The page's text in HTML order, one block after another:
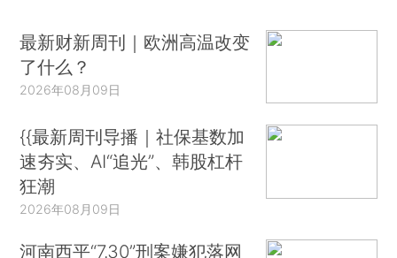
最新财新周刊｜欧洲高温改变
了什么？
2026年08月09日
{{最新周刊导播｜社保基数加
速夯实、AI“追光”、韩股杠杆
狂潮
2026年08月09日
河南西平“7.30”刑案嫌犯落网